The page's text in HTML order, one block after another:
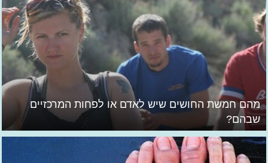
מהם חמשת החושים שיש לאדם או לפחות המרכזיים
שבהם?